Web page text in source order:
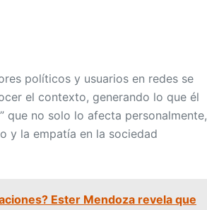
políticos y usuarios en redes se
el contexto, generando lo que él
que no solo lo afecta personalmente,
y la empatía en la sociedad
Ester Mendoza revela que